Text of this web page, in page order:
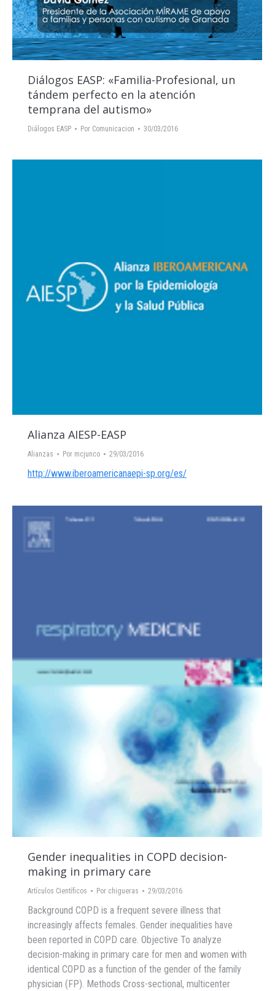
Diálogos EASP: «Familia-Profesional, un
tándem perfecto en la atención
temprana del autismo»
Diálogos EASP Por Comunicacion 30/03/2016
Alianza AIESP-EASP
Alianzas Por mcjunco 29/03/2016
http://www.iberoamericanaepi-sp.org/es/
Gender inequalities in COPD decision-
making in primary care
Artículos Científicos Por chigueras 29/03/2016
Background COPD is a frequent severe illness that
increasingly affects females. Gender inequalities have
been reported in COPD care. Objective To analyze
decision-making in primary care for men and women with
identical COPD as a function of the gender of the family
physician (FP). Methods Cross-sectional, multicenter